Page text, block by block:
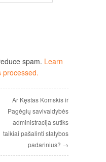
spam. Learn
processed.
Ar Kęstas Komskis ir
Pagėgių savivaldybės
administracija sutiks
taikiai pašalinti statybos
padarinius? →